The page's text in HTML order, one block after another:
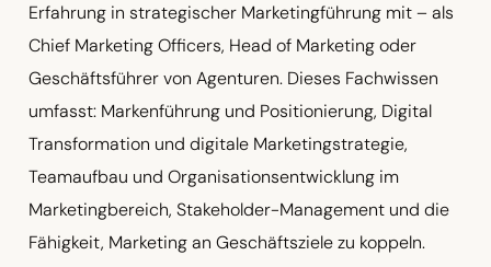
Erfahrung in strategischer Marketingführung mit – als
Chief Marketing Officers, Head of Marketing oder
Geschäftsführer von Agenturen. Dieses Fachwissen
umfasst: Markenführung und Positionierung, Digital
Transformation und digitale Marketingstrategie,
Teamaufbau und Organisationsentwicklung im
Marketingbereich, Stakeholder-Management und die
Fähigkeit, Marketing an Geschäftsziele zu koppeln.